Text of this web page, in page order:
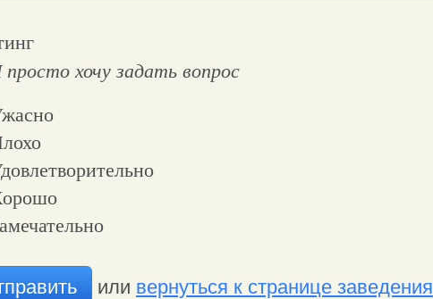
хочу задать вопрос
или вернуться к странице заведения